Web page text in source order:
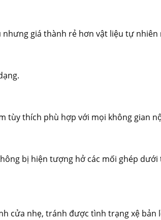
giá thành rẻ hơn vật liệu tự nhiên
tùy thích phù hợp với mọi không gian
bị hiện tượng hở các mối ghép
cửa nhẹ, tránh được tình trạng xệ